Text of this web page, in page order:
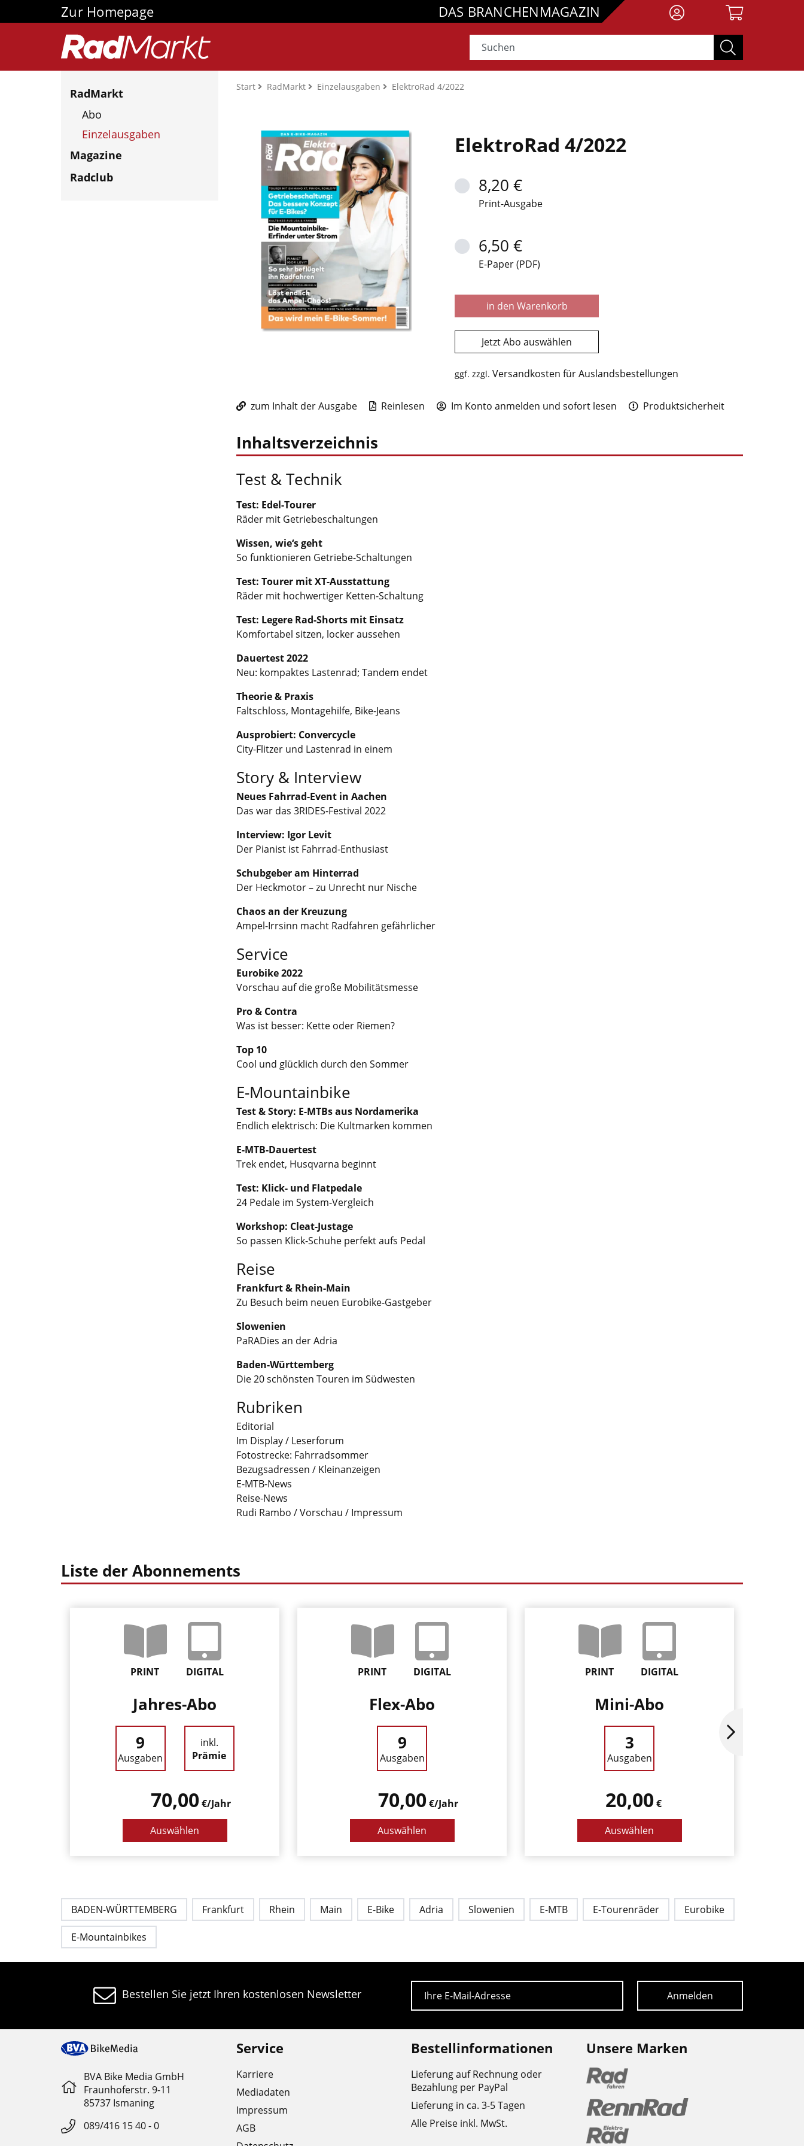
Zur Homepage DAS BRANCHENMAGAZIN
RadMarkt
Abo
Einzelausgaben
Magazine
Radclub
Start RadMarkt Einzelausgaben ElektroRad 4/2022
ElektroRad 4/2022
8,20 €
Print-Ausgabe
6,50 €
E-Paper (PDF)
in den Warenkorb
Jetzt Abo auswählen
ggf. zzgl.Versandkosten für Auslandsbestellungen
zum Inhalt der Ausgabe Reinlesen Im Konto anmelden und sofort lesen Produktsicherheit
Inhaltsverzeichnis
Test & Technik
Test: Edel-Tourer
Räder mit Getriebeschaltungen
Wissen, wie‘s geht
So funktionieren Getriebe-Schaltungen
Test: Tourer mit XT-Ausstattung
Räder mit hochwertiger Ketten-Schaltung
Test: Legere Rad-Shorts mit Einsatz
Komfortabel sitzen, locker aussehen
Dauertest 2022
Neu: kompaktes Lastenrad; Tandem endet
Theorie & Praxis
Faltschloss, Montagehilfe, Bike-Jeans
Ausprobiert: Convercycle
City-Flitzer und Lastenrad in einem
Story & Interview
Neues Fahrrad-Event in Aachen
Das war das 3RIDES-Festival 2022
Interview: Igor Levit
Der Pianist ist Fahrrad-Enthusiast
Schubgeber am Hinterrad
Der Heckmotor – zu Unrecht nur Nische
Chaos an der Kreuzung
Ampel-Irrsinn macht Radfahren gefährlicher
Service
Eurobike 2022
Vorschau auf die große Mobilitätsmesse
Pro & Contra
Was ist besser: Kette oder Riemen?
Top 10
Cool und glücklich durch den Sommer
E-Mountainbike
Test & Story: E-MTBs aus Nordamerika
Endlich elektrisch: Die Kultmarken kommen
E-MTB-Dauertest
Trek endet, Husqvarna beginnt
Test: Klick- und Flatpedale
24 Pedale im System-Vergleich
Workshop: Cleat-Justage
So passen Klick-Schuhe perfekt aufs Pedal
Reise
Frankfurt & Rhein-Main
Zu Besuch beim neuen Eurobike-Gastgeber
Slowenien
PaRADies an der Adria
Baden-Württemberg
Die 20 schönsten Touren im Südwesten
Rubriken
Editorial
Im Display / Leserforum
Fotostrecke: Fahrradsommer
Bezugsadressen / Kleinanzeigen
E-MTB-News
Reise-News
Rudi Rambo / Vorschau / Impressum
Liste der Abonnements
PRINT DIGITAL
Jahres-Abo
9
Ausgaben
inkl.
Prämie
70,00€/Jahr
Auswählen
PRINT DIGITAL
Flex-Abo
9
Ausgaben
70,00€/Jahr
Auswählen
PRINT DIGITAL
Mini-Abo
3
Ausgaben
20,00€
Auswählen
BADEN-WÜRTTEMBERG Frankfurt Rhein Main E-Bike Adria Slowenien E-MTB E-Tourenräder Eurobike
E-Mountainbikes
Bestellen Sie jetzt Ihren kostenlosen Newsletter E-Mail Anmelden
BVA Bike Media GmbH
Fraunhoferstr. 9-11
85737 Ismaning
089/416 15 40 - 0
Service
Karriere
Mediadaten
Impressum
AGB
Bestellinformationen
Lieferung auf Rechnung oder
Bezahlung per PayPal
Lieferung in ca. 3-5 Tagen
Alle Preise inkl. MwSt.
Unsere Marken